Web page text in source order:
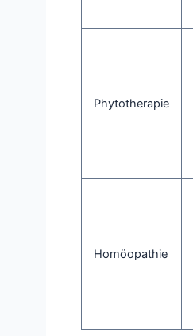
Phytotherapie
Homöopathie